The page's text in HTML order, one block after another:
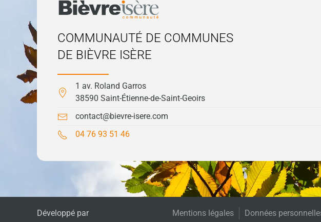
COMMUNAUTÉ DE COMMUNES
DE BIÈVRE ISÈRE
1 av. Roland Garros
38590 Saint-Étienne-de-Saint-Geoirs
contact@bievre-isere.com
04 76 93 51 46
Développé par
Mentions légales Données